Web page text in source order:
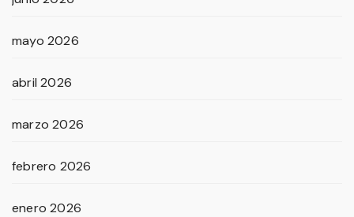
mayo 2026
abril 2026
marzo 2026
febrero 2026
enero 2026